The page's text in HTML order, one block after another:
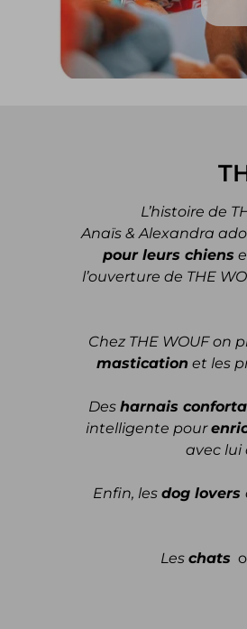
L’histoire de
Anaïs & Alexandra
pour leurs chiens
l’ouverture de THE
Chez THE WOUF on
mastication et les
Des harnais
intelligente pour
avec lui
Enfin, les dog lovers
Les chats